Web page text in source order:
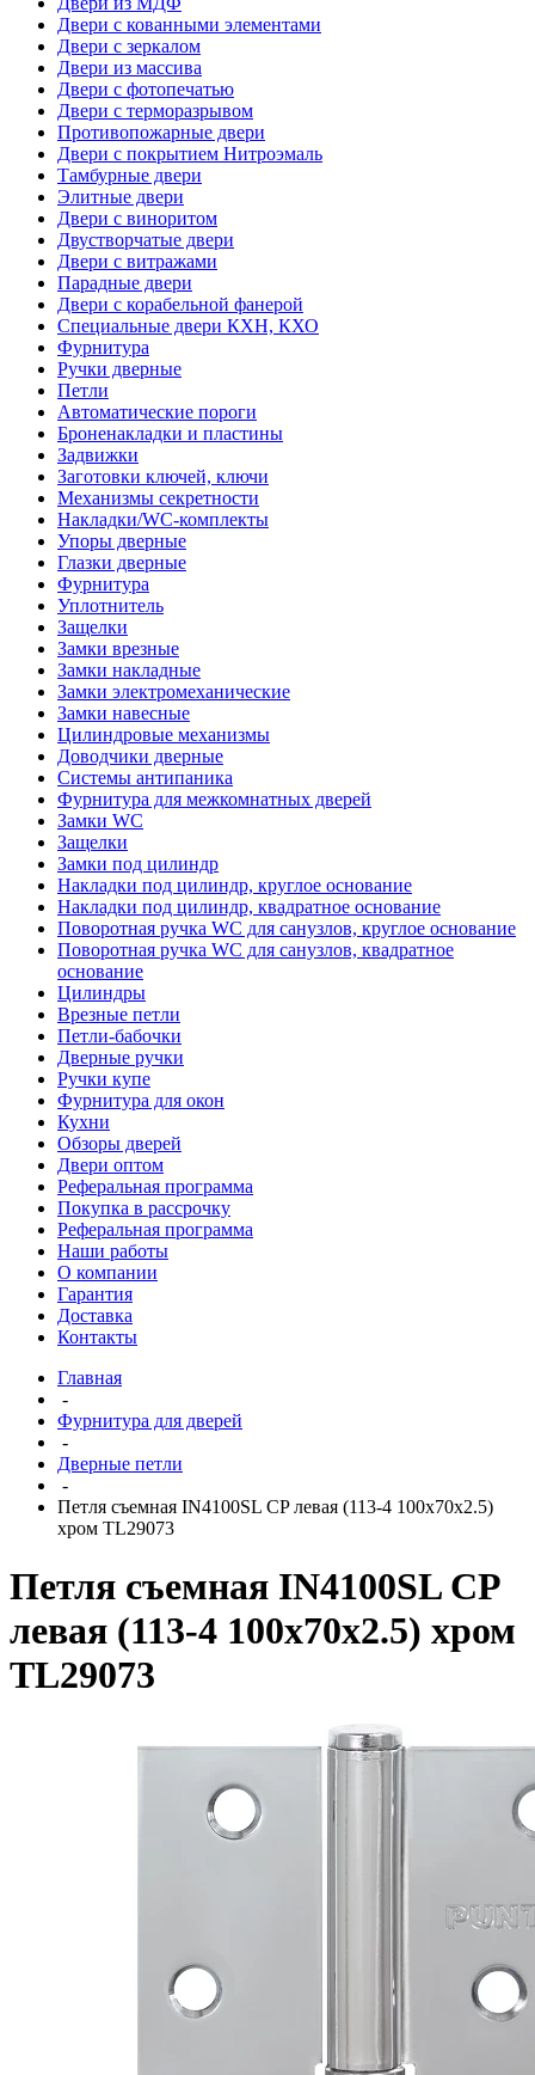
Двери с кованными элементами
Двери с зеркалом
Двери из массива
Двери с фотопечатью
Двери с терморазрывом
Противопожарные двери
Двери с покрытием Нитроэмаль
Тамбурные двери
Элитные двери
Двери с виноритом
Двустворчатые двери
Двери с витражами
Парадные двери
Двери с корабельной фанерой
Специальные двери КХН, КХО
Фурнитура
Ручки дверные
Петли
Автоматические пороги
Броненакладки и пластины
Задвижки
Заготовки ключей, ключи
Механизмы секретности
Накладки/WC-комплекты
Упоры дверные
Глазки дверные
Фурнитура
Уплотнитель
Защелки
Замки врезные
Замки накладные
Замки электромеханические
Замки навесные
Цилиндровые механизмы
Доводчики дверные
Системы антипаника
Фурнитура для межкомнатных дверей
Замки WC
Защелки
Замки под цилиндр
Накладки под цилиндр, круглое основание
Накладки под цилиндр, квадратное основание
Поворотная ручка WC для санузлов, круглое основание
Поворотная ручка WC для санузлов, квадратное
основание
Цилиндры
Врезные петли
Петли-бабочки
Дверные ручки
Ручки купе
Фурнитура для окон
Кухни
Обзоры дверей
Двери оптом
Реферальная программа
Покупка в рассрочку
Реферальная программа
Наши работы
О компании
Гарантия
Доставка
Контакты
Главная
-
Фурнитура для дверей
-
Дверные петли
-
Петля съемная IN4100SL CP левая (113-4 100х70х2.5)
хром TL29073
Петля съемная IN4100SL CP
левая (113-4 100х70х2.5) хром
TL29073